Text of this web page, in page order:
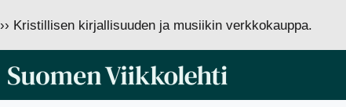
›› Kristillisen kirjallisuuden ja musiikin verkkokauppa.